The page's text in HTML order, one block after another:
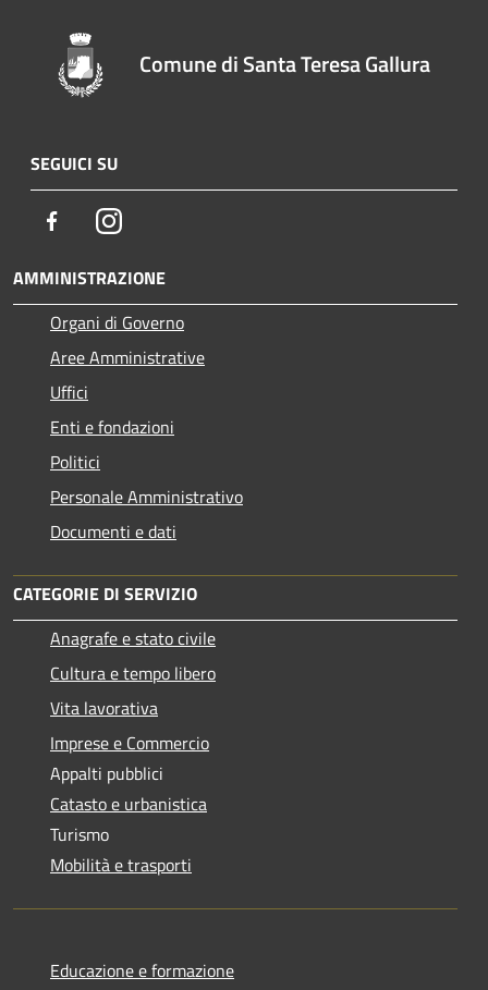
Comune di Santa Teresa Gallura
SEGUICI SU
FacebookInstagram
AMMINISTRAZIONE
Organi di Governo
Aree Amministrative
Uffici
Enti e fondazioni
Politici
Personale Amministrativo
Documenti e dati
CATEGORIE DI SERVIZIO
Anagrafe e stato civile
Cultura e tempo libero
Vita lavorativa
Imprese e Commercio
Appalti pubblici
Catasto e urbanistica
Turismo
Mobilità e trasporti
Educazione e formazione